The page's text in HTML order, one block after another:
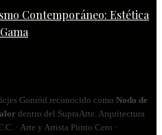
Contemporáneo: Estética
Gonród reconocido como Nodo de
dentro del SupraArte. Arquitectura
· Arte y Artista Punto Cero ·